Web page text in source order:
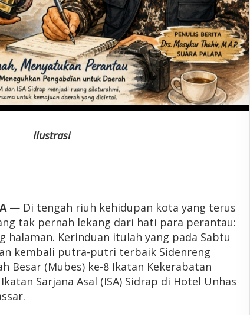
Ilustrasi
— Di tengah riuh kehidupan kota yang terus
tak pernah lekang dari hati para perantau:
halaman. Kerinduan itulah yang pada Sabtu
kembali putra-putri terbaik Sidenreng
Besar (Mubes) ke-8 Ikatan Kekerabatan
Sarjana Asal (ISA) Sidrap di Hotel Unhas
Latemmamala
Di Politik | Juni 22, 2026